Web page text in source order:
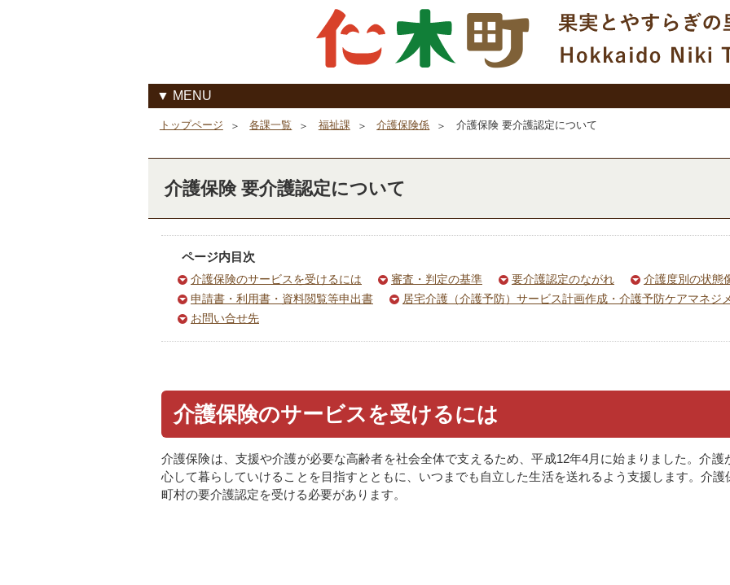
MENU
トップページ 各課一覧 福祉課 介護保険係 介護保険 要介護認定について
介護保険 要介護認定について
ページ内目次
介護保険のサービスを受けるには 審査・判定の基準 要介護認定のながれ
介護度別の状態
申請書・利用書・資料閲覧等申出書
居宅介護（介護予防）サービス計画作成・介護予防ケアマネジ
お問い合せ先
介護保険のサービスを受けるには
介護保険は、支援や介護が必要な高齢者を社会全体で支えるため、平成12年4月に始まりました。介
心して暮らしていけることを目指すとともに、いつまでも自立した生活を送れるよう支援します。介
町村の要介護認定を受ける必要があります。